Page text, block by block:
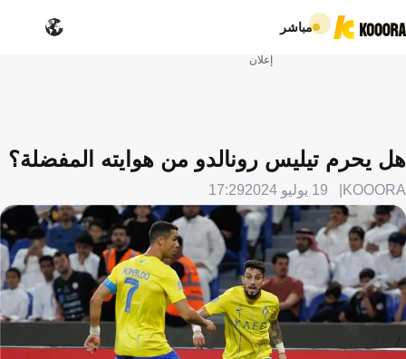
مباشر
إعلان
هل يحرم تيليس رونالدو من هوايته المفضلة؟
KOOORA 19 يوليو 2024 17:29